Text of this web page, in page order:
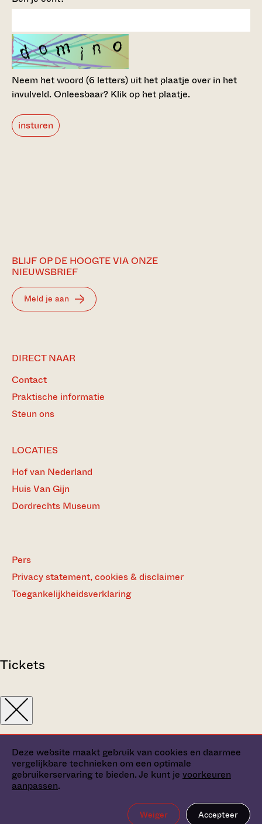
Deze website maakt gebruik van cookies en daarmee
vergelijkbare technieken om een optimale
gebruikerservaring te bieden. Je kunt je voorkeuren
aanpassen.
Weiger Accepteer
Neem het woord (6 letters) uit het plaatje over in het
invulveld.Onleesbaar? Klik op het plaatje.
insturen
BLIJF OP DE HOOGTE VIA ONZE
NIEUWSBRIEF
Meld je aan
DIRECT NAAR
Contact
Praktische informatie
Steun ons
LOCATIES
Hof van Nederland
Huis Van Gijn
Dordrechts Museum
Pers
Privacy statement, cookies & disclaimer
Toegankelijkheidsverklaring
Tickets